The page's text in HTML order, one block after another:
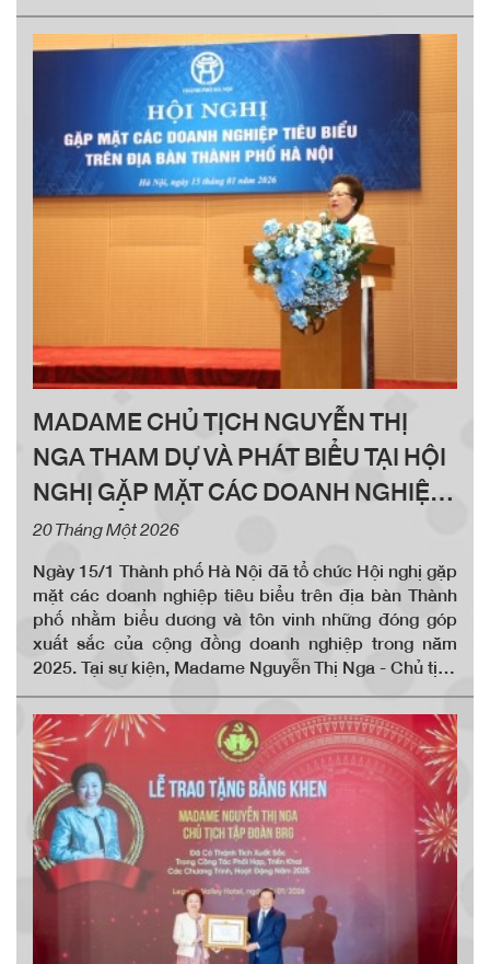
MADAME CHỦ TỊCH NGUYỄN THỊ
NGA THAM DỰ VÀ PHÁT BIỂU TẠI HỘI
NGHỊ GẶP MẶT CÁC DOANH NGHIỆP
TIÊU BIỂU TRÊN ĐỊA BÀN THÀNH
PHỐ HÀ NỘI
20 Tháng Một 2026
Ngày 15/1 Thành phố Hà Nội đã tổ chức Hội nghị gặp
mặt các doanh nghiệp tiêu biểu trên địa bàn Thành
phố nhằm biểu dương và tôn vinh những đóng góp
xuất sắc của cộng đồng doanh nghiệp trong năm
2025. Tại sự kiện, Madame Nguyễn Thị Nga - Chủ tịch
Tập đoàn BRG, Phó Chủ tịch Thường trực Hội Doanh
nhân tư nhân Việt Nam đã tham dự và có bài phát biểu,
khẳng định tầm nhìn chiến lược phát triển, đồng thời
cam kết mạnh mẽ của Tập đoàn BRG trong việc đồng
hành cùng sự phát triển bền vững của Thủ đô.